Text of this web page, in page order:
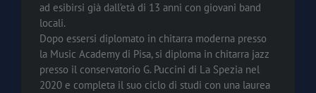
ad esibirsi già dall’età di 13 anni con giovani band
locali.
Dopo essersi diplomato in chitarra moderna presso
la Music Academy di Pisa, si diploma in chitarra jazz
presso il conservatorio G. Puccini di La Spezia nel
2020 e completa il suo ciclo di studi con una laurea